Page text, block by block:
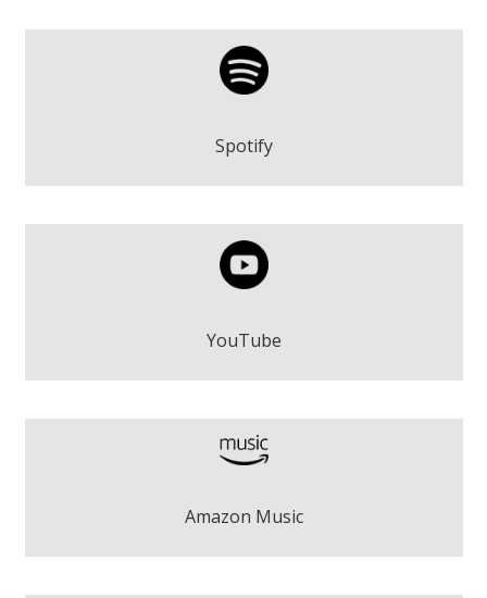
Spotify
Gravetat - Roger Argemí
YouTube
Gravetat - Roger Argemí
Amazon Music
Gravetat - Roger Argemí
Descarregar